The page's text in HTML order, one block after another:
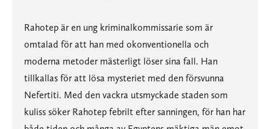
Rahotep är en ung kriminalkommissarie som är
omtalad för att han med okonventionella och
moderna metoder mästerligt löser sina fall. Han
tillkallas för att lösa mysteriet med den försvunna
Nefertiti. Med den vackra utsmyckade staden som
kuliss söker Rahotep febrilt efter sanningen, för han har